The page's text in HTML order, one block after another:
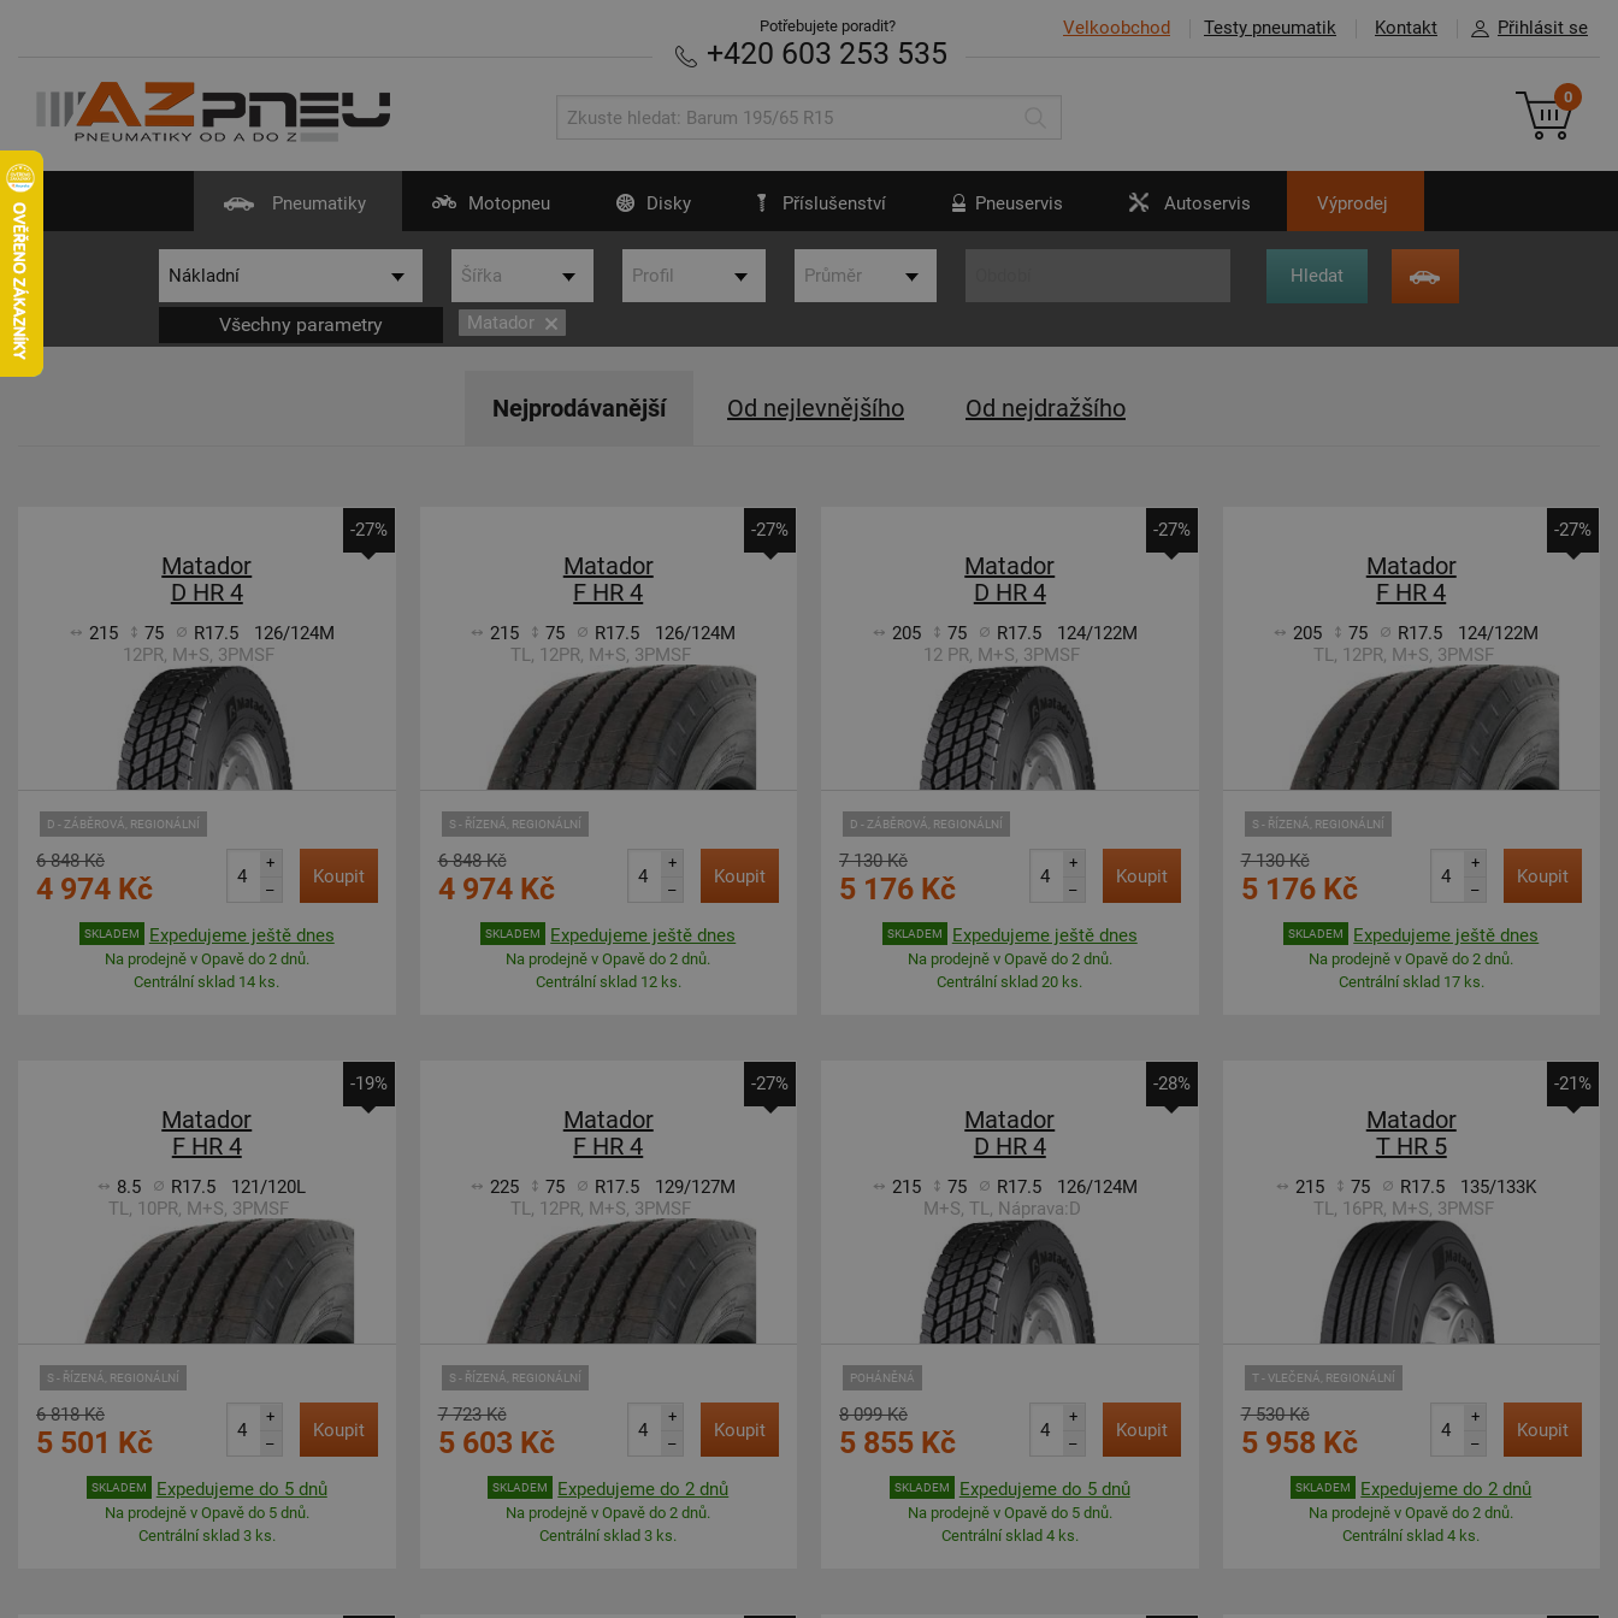
Velkoobchod Testy pneumatik Kontakt Přihlásit se
Potřebujete poradit?
+420 603 253 535
0
Pneumatiky Motopneu Disky Příslušenství Pneuservis Autoservis Výprodej
Všechny parametry Matador
Nejprodávanější Od nejlevnějšího Od nejdražšího
-27%
Matador
D HR 4
215 75 R17.5
126/124M
12PR, M+S, 3PMSF
D - ZÁBĚROVÁ, REGIONÁLNÍ
6 848 Kč
4 974 Kč
+
–
Koupit
SKLADEM Expedujeme ještě dnes
Na prodejně v Opavě do 2 dnů.
Centrální sklad 14 ks.
-27%
Matador
F HR 4
215 75 R17.5
126/124M
TL, 12PR, M+S, 3PMSF
S - ŘÍZENÁ, REGIONÁLNÍ
6 848 Kč
4 974 Kč
+
–
Koupit
SKLADEM Expedujeme ještě dnes
Na prodejně v Opavě do 2 dnů.
Centrální sklad 12 ks.
-27%
Matador
D HR 4
205 75 R17.5
124/122M
12 PR, M+S, 3PMSF
D - ZÁBĚROVÁ, REGIONÁLNÍ
7 130 Kč
5 176 Kč
+
–
Koupit
SKLADEM Expedujeme ještě dnes
Na prodejně v Opavě do 2 dnů.
Centrální sklad 20 ks.
-27%
Matador
F HR 4
205 75 R17.5
124/122M
TL, 12PR, M+S, 3PMSF
S - ŘÍZENÁ, REGIONÁLNÍ
7 130 Kč
5 176 Kč
+
–
Koupit
SKLADEM Expedujeme ještě dnes
Na prodejně v Opavě do 2 dnů.
Centrální sklad 17 ks.
-19%
Matador
F HR 4
8.5 R17.5
121/120L
TL, 10PR, M+S, 3PMSF
S - ŘÍZENÁ, REGIONÁLNÍ
6 818 Kč
5 501 Kč
+
–
Koupit
SKLADEM Expedujeme do 5 dnů
Na prodejně v Opavě do 5 dnů.
Centrální sklad 3 ks.
-27%
Matador
F HR 4
225 75 R17.5
129/127M
TL, 12PR, M+S, 3PMSF
S - ŘÍZENÁ, REGIONÁLNÍ
7 723 Kč
5 603 Kč
+
–
Koupit
SKLADEM Expedujeme do 2 dnů
Na prodejně v Opavě do 2 dnů.
Centrální sklad 3 ks.
-28%
Matador
D HR 4
215 75 R17.5
126/124M
M+S, TL, Náprava:D
POHÁNĚNÁ
8 099 Kč
5 855 Kč
+
–
Koupit
SKLADEM Expedujeme do 5 dnů
Na prodejně v Opavě do 5 dnů.
Centrální sklad 4 ks.
-21%
Matador
T HR 5
215 75 R17.5
135/133K
TL, 16PR, M+S, 3PMSF
T - VLEČENÁ, REGIONÁLNÍ
7 530 Kč
5 958 Kč
+
–
Koupit
SKLADEM Expedujeme do 2 dnů
Na prodejně v Opavě do 2 dnů.
Centrální sklad 4 ks.